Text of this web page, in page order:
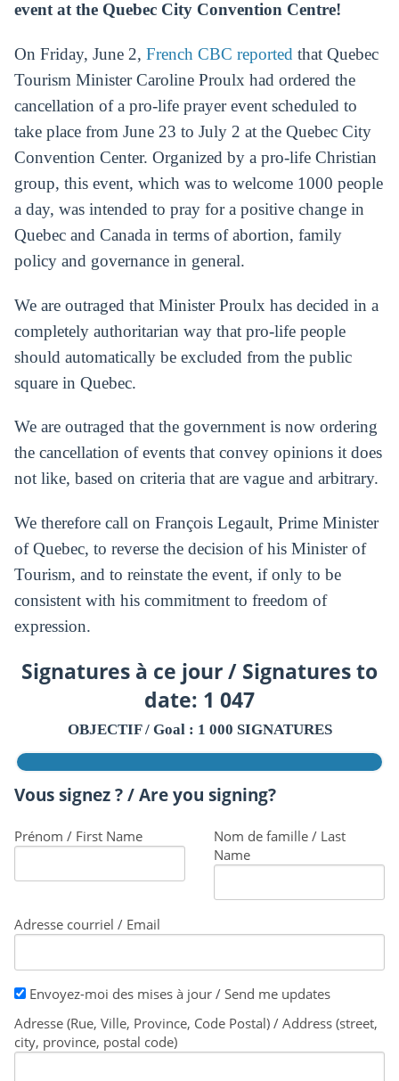
event at the Quebec City Convention Centre!
On Friday, June 2, French CBC reported that Quebec
Tourism Minister Caroline Proulx had ordered the
cancellation of a pro-life prayer event scheduled to
take place from June 23 to July 2 at the Quebec City
Convention Center. Organized by a pro-life Christian
group, this event, which was to welcome 1000 people
a day, was intended to pray for a positive change in
Quebec and Canada in terms of abortion, family
policy and governance in general.
We are outraged that Minister Proulx has decided in a
completely authoritarian way that pro-life people
should automatically be excluded from the public
square in Quebec.
We are outraged that the government is now ordering
the cancellation of events that convey opinions it does
not like, based on criteria that are vague and arbitrary.
We therefore call on François Legault, Prime Minister
of Quebec, to reverse the decision of his Minister of
Tourism, and to reinstate the event, if only to be
consistent with his commitment to freedom of
expression.
Signatures à ce jour / Signatures to
date: 1 047
OBJECTIF / Goal : 1 000 SIGNATURES
Vous signez ? / Are you signing?
Prénom / First Name
Nom de famille / Last
Name
Adresse courriel / Email
Envoyez-moi des mises à jour / Send me updates
Adresse (Rue, Ville, Province, Code Postal) / Address (street,
city, province, postal code)